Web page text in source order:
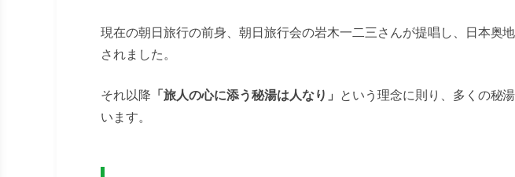
現在の朝日旅行の前身、朝日旅行会の岩木一二三さんが提唱し、日本奥
されました。
それ以降 「旅人の心に添う秘湯は人なり」 という理念に則り、多くの秘
います。